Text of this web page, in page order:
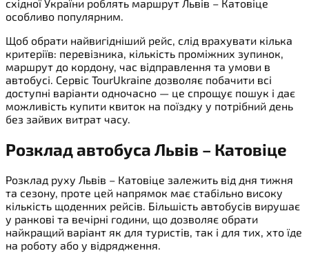
східної України роблять маршрут Львів – Катовіце
особливо популярним.
Щоб обрати найвигідніший рейс, слід врахувати кілька
критеріїв: перевізника, кількість проміжних зупинок,
маршрут до кордону, час відправлення та умови в
автобусі. Сервіс TourUkraine дозволяє побачити всі
доступні варіанти одночасно — це спрощує пошук і дає
можливість купити квиток на поїздку у потрібний день
без зайвих витрат часу.
Розклад автобуса Львів – Катовіце
Розклад руху Львів – Катовіце залежить від дня тижня
та сезону, проте цей напрямок має стабільно високу
кількість щоденних рейсів. Більшість автобусів вирушає
у ранкові та вечірні години, що дозволяє обрати
найкращий варіант як для туристів, так і для тих, хто їде
на роботу або у відрядження.